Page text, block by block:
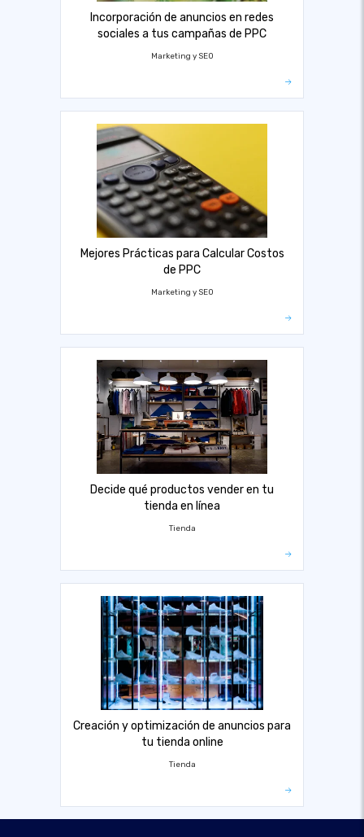
Incorporación de anuncios en redes
sociales a tus campañas de PPC
Marketing y SEO
Mejores Prácticas para Calcular Costos
de PPC
Marketing y SEO
Decide qué productos vender en tu
tienda en línea
Tienda
Creación y optimización de anuncios para
tu tienda online
Tienda